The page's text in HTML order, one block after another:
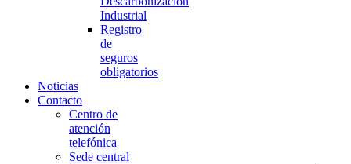
Industrial
Registro
de
seguros
obligatorios
Noticias
Contacto
Centro de
atención
telefónica
Sede central